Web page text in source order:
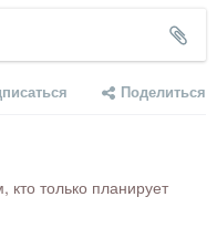
Поделиться
только планирует